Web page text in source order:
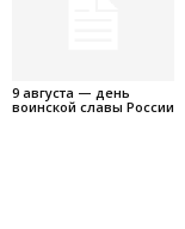
9 августа — день
воинской славы России